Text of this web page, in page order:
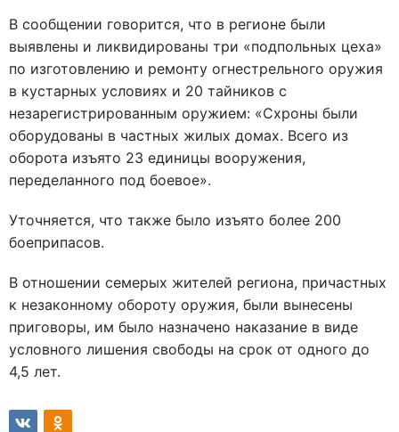
В сообщении говорится, что в регионе были
выявлены и ликвидированы три «подпольных цеха»
по изготовлению и ремонту огнестрельного оружия
в кустарных условиях и 20 тайников с
незарегистрированным оружием: «Схроны были
оборудованы в частных жилых домах. Всего из
оборота изъято 23 единицы вооружения,
переделанного под боевое».
Уточняется, что также было изъято более 200
боеприпасов.
В отношении семерых жителей региона, причастных
к незаконному обороту оружия, были вынесены
приговоры, им было назначено наказание в виде
условного лишения свободы на срок от одного до
4,5 лет.